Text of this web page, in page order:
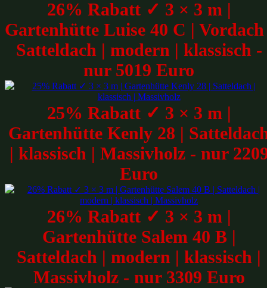
26% Rabatt ✓ 3 × 3 m |
Gartenhütte Luise 40 C |
Satteldach | modern | klassisch -
nur 5019 Euro
25% Rabatt ✓ 3 × 3 m |
Gartenhütte Kenly 28 |
| klassisch | Massivholz - nur
Euro
26% Rabatt ✓ 3 × 3 m |
Gartenhütte Salem 40 B |
Satteldach | modern | klassisch |
Massivholz - nur 3309 Euro